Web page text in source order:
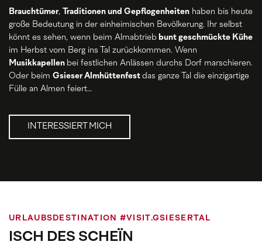
Brauchtümer, Traditionen und Gepflogenheiten haben bis heute
große Bedeutung in der einheimischen Bevölkerung. Ihr selbst
könnt es sehen, wenn beim Almabtrieb bunt geschmückte Kühe
im Herbst vom Berg ins Tal zurückkommen. Wenn
Musikkapellen bei festlichen Anlässen durchs Dorf marschieren.
Oder beim Gsieser Almhüttenfest das ganze Tal die einzigartige
Fülle an Almen feiert…
INTERESSIERT MICH
URLAUBSDESTINATION #VISIT.GSIESERTAL
ISCH DES SCHEÏN